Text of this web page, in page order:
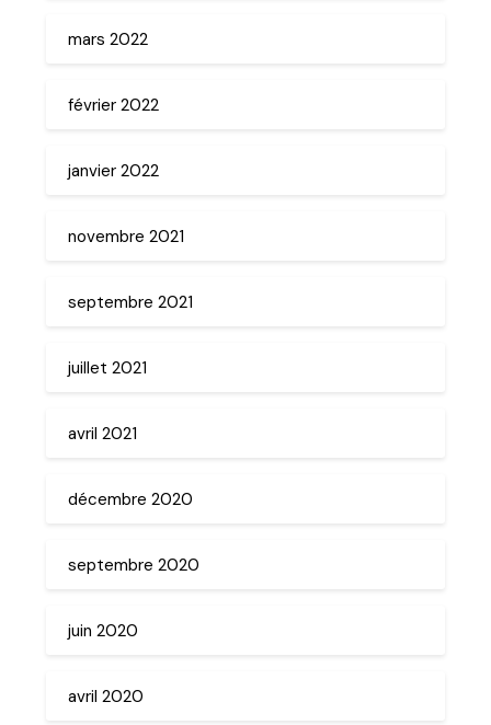
mars 2022
février 2022
janvier 2022
novembre 2021
septembre 2021
juillet 2021
avril 2021
décembre 2020
septembre 2020
juin 2020
avril 2020